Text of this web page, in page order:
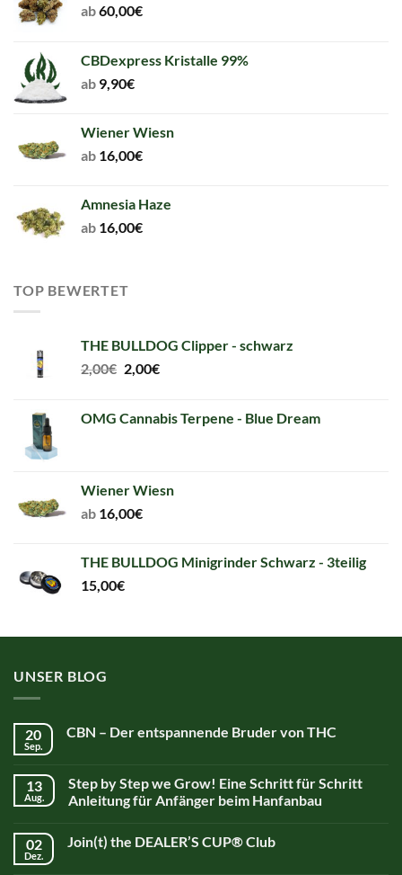
ab60,00€
CBDexpress Kristalle 99%
ab 9,90€
Wiener Wiesn
ab 16,00€
Amnesia Haze
ab 16,00€
TOP BEWERTET
THE BULLDOG Clipper - schwarz
2,00€ Original
2,00€.
2,00€Current
2,00€.
OMG Cannabis Terpene - Blue Dream
Wiener Wiesn
ab 16,00€
THE BULLDOG Minigrinder Schwarz - 3teilig
15,00€
UNSER BLOG
20
Sep.
CBN – Der entspannende Bruder von THC
13
Aug.
Step by Step we Grow! Eine Schritt für Schritt
Anleitung für Anfänger beim Hanfanbau
02
Dez.
Join(t) the DEALER’S CUP® Club